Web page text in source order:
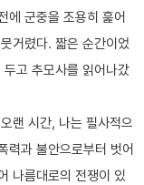
에 군중을 조용히 훑어
거렸다. 짧은 순간이었
고 추모사를 읽어나갔
랜 시간, 나는 필사적으
력과 불안으로부터 벗어
나름대로의 전쟁이 있